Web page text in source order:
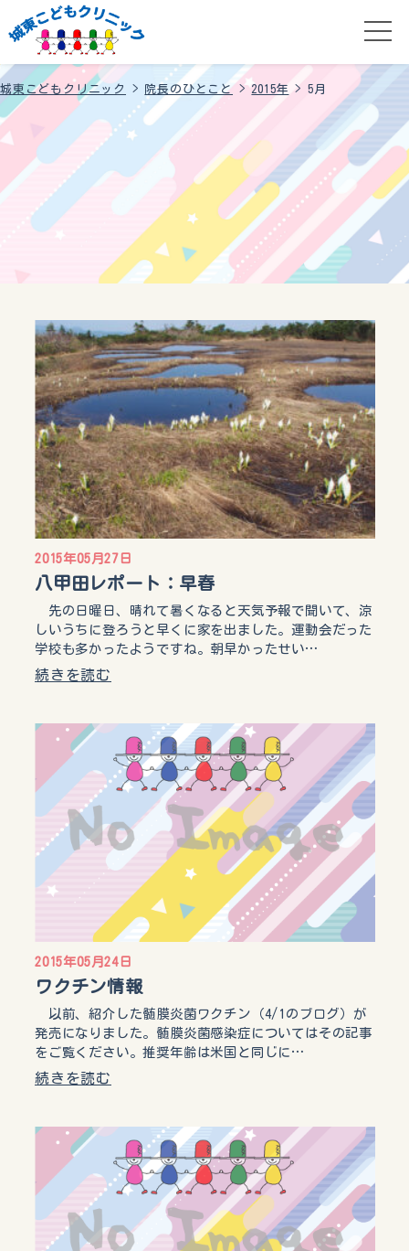
城東こどもクリニック > 院長のひとこと>2015年 > 5月
2015年05月27日
八甲田レポート：早春
先の日曜日、晴れて暑くなると天気予報で聞いて、涼
しいうちに登ろうと早くに家を出ました。運動会だった
学校も多かったようですね。朝早かったせい…
続きを読む
2015年05月24日
ワクチン情報
以前、紹介した髄膜炎菌ワクチン（4/1のブログ）が
発売になりました。髄膜炎菌感染症についてはその記事
をご覧ください。推奨年齢は米国と同じに…
続きを読む